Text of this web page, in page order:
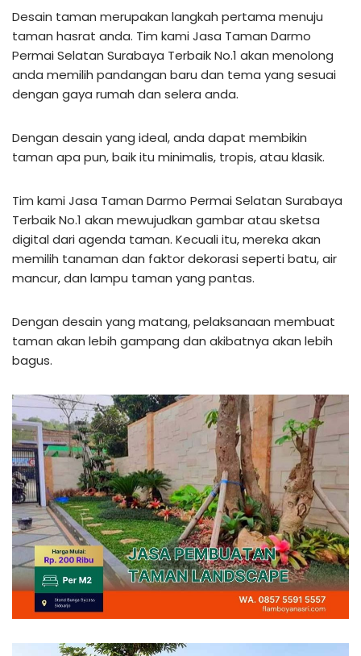
Desain taman merupakan langkah pertama menuju
taman hasrat anda. Tim kami Jasa Taman Darmo
Permai Selatan Surabaya Terbaik No.1 akan menolong
anda memilih pandangan baru dan tema yang sesuai
dengan gaya rumah dan selera anda.
Dengan desain yang ideal, anda dapat membikin
taman apa pun, baik itu minimalis, tropis, atau klasik.
Tim kami Jasa Taman Darmo Permai Selatan Surabaya
Terbaik No.1 akan mewujudkan gambar atau sketsa
digital dari agenda taman. Kecuali itu, mereka akan
memilih tanaman dan faktor dekorasi seperti batu, air
mancur, dan lampu taman yang pantas.
Dengan desain yang matang, pelaksanaan membuat
taman akan lebih gampang dan akibatnya akan lebih
bagus.